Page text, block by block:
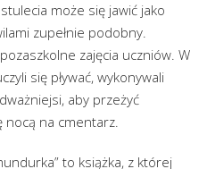
może się jawić jako
zupełnie podobny.
zajęcia uczniów. W
się pływać, wykonywali
aby przeżyć
nocą na cmentarz.
to książka, z której